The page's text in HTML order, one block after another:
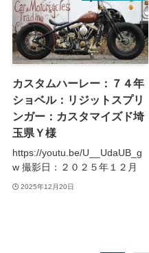
カスタムハーレー：７４年
ショベル：リジットスプリ
ンガー：カスタマイズド埼
玉県Ｙ様
https://youtu.be/U__UdaUB_g
w 撮影日：２０２５年１２月
2025年12月20日